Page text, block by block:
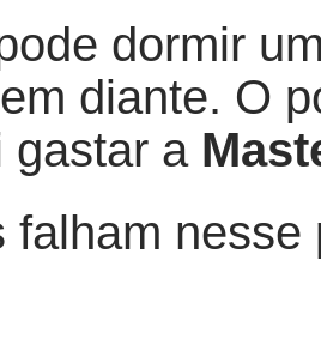
dormir
diante. O
gastar a
falham nesse